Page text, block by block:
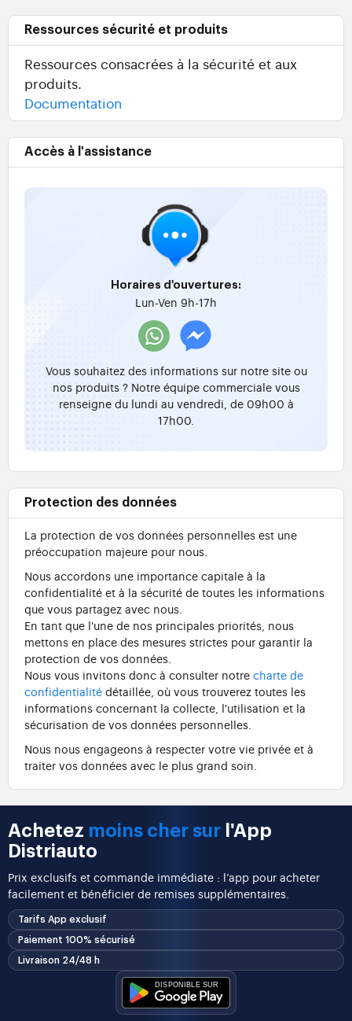
Ressources sécurité et produits
Ressources consacrées à la sécurité et aux
produits.
Documentation
Accès à l'assistance
Horaires d'ouvertures:
Lun-Ven 9h-17h
Vous souhaitez des informations sur notre site ou
nos produits ? Notre équipe commerciale vous
renseigne du lundi au vendredi, de 09h00 à
17h00.
Protection des données
La protection de vos données personnelles est une
préoccupation majeure pour nous.
Nous accordons une importance capitale à la
confidentialité et à la sécurité de toutes les informations
que vous partagez avec nous.
En tant que l'une de nos principales priorités, nous
mettons en place des mesures strictes pour garantir la
protection de vos données.
Nous vous invitons donc à consulter notre charte de
confidentialité détaillée, où vous trouverez toutes les
informations concernant la collecte, l'utilisation et la
sécurisation de vos données personnelles.
Nous nous engageons à respecter votre vie privée et à
traiter vos données avec le plus grand soin.
Achetez moins cher sur l'App
Distriauto
Prix exclusifs et commande immédiate : l’app pour acheter
facilement et bénéficier de remises supplémentaires.
Tarifs App exclusif
Paiement 100% sécurisé
Livraison 24/48 h